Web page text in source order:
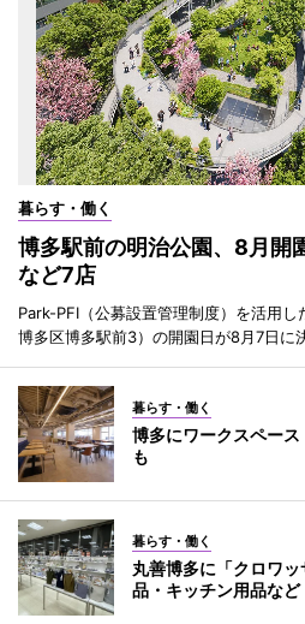
暮らす・働く
博多駅前の明治公園、8月
など7店
Park-PFI（公募設置管理制度）を活用
博多区博多駅前3）の開園日が8月7日に
暮らす・働く
博多にワークスペー
も
暮らす・働く
丸善博多に「クロワ
品・キッチン用品など